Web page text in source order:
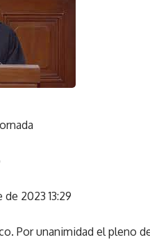
de 2023 13:29
Por unanimidad el pleno